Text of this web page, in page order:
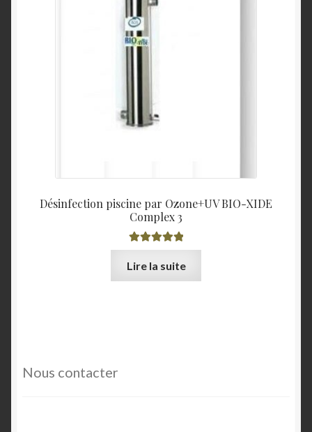
Désinfection piscine par Ozone+UV BIO-XIDE
Complex 3
Note5.00sur
5
Lire la suite
Nous contacter